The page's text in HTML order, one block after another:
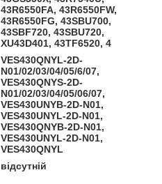
43R6550FA, 43R6550FW,
43R6550FG, 43SBU700,
43SBF720, 43SBU720,
XU43D401, 43TF6520, 4
VES430QNYL-2D-
N01/02/03/04/05/6/07,
VES430QNYS-2D-
N01/02/03/04/05/06/07,
VES430UNYB-2D-N01,
VES430UNYL-2D-N01,
VES430QNYB-2D-N01,
VES430UNYL-2D-N01,
VES430QNYL
відсутній